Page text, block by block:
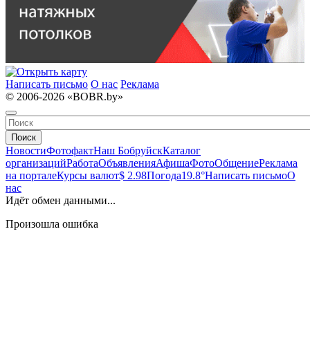
Написать письмо О нас Реклама
© 2006-2026 «BOBR.by»
Поиск
НовостиФотофактНаш БобруйскКаталог
организацийРаботаОбъявленияАфишаФотоОбщениеРеклама
на порталеКурсы валют$ 2.98Погода19.8°Написать письмоО
нас
Идёт обмен данными...
Произошла ошибка